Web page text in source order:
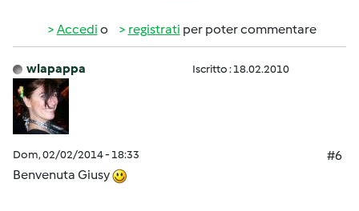
Accedi o registrati per poter commentare
wlapappa Iscritto : 18.02.2010
Dom, 02/02/2014 - 18:33
#6
Benvenuta Giusy